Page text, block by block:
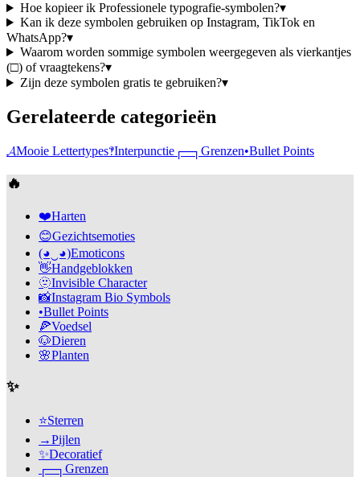
Hoe kopieer ik Professionele typografie-symbolen?▾
Kan ik deze symbolen gebruiken op Instagram, TikTok en
WhatsApp?▾
Waarom worden sommige symbolen weergegeven als vierkantjes
(□) of vraagtekens?▾
Zijn deze symbolen gratis te gebruiken?▾
Gerelateerde categorieën
𝓐Mooie Lettertypes‽Interpunctie ┌─┐ Grenzen•Bullet Points
🔥
❤️Harten
😊Gezichtsemoties
(◕‿◕)Emoticons
👋Handgeblokken
🫥Invisible Character
📸Instagram Bio Symbols
•Bullet Points
🍕Voedsel
🐶Dieren
🌸Planten
✨
⭐Sterren
→Pijlen
✨Decoratief
┌─┐ Grenzen